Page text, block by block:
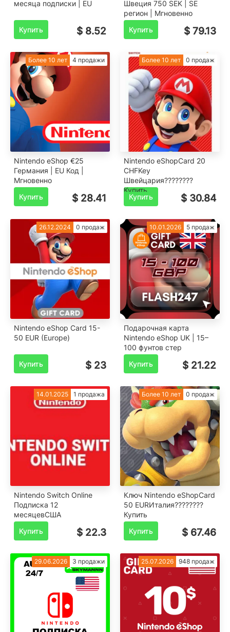
месяца подписки | EU
Купить $ 8.52
Швеция 750 SEK | SE
регион | Мгновенно
Купить
$ 79.13
Более 10 лет 4 продажи
Nintendo eShop €25
Германия | EU Код |
Мгновенно
Купить
$ 28.41
Более 10 лет 0 продаж
Nintendo eShopCard 20
CHFKey
Швейцария????????
Купить
Купить $ 30.84
26.12.2024 0 продаж
Nintendo eShop Card 15-
50 EUR (Europe)
Купить $ 23
10.01.2026 5 продаж
Подарочная карта
Nintendo eShop UK | 15–
100 фунтов стер
Купить
$ 21.22
14.01.2025 1 продажа
Nintendo Switch Online
Подписка 12
месяцевСША
Купить
$ 22.3
Более 10 лет 0 продаж
Ключ Nintendo eShopCard
50 EURИталия????????
Купить
Купить
$ 67.46
29.06.2026 3 продажи 25.07.2026 948 продаж